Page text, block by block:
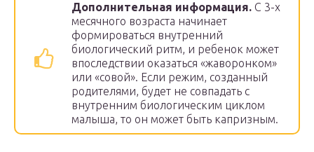
Дополнительная информация. С 3-х
месячного возраста начинает
формироваться внутренний
биологический ритм, и ребенок может
впоследствии оказаться «жаворонком»
или «совой». Если режим, созданный
родителями, будет не совпадать с
внутренним биологическим циклом
малыша, то он может быть капризным.